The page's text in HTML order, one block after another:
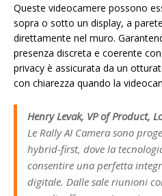
Queste videocamere possono
sopra o sotto un display, a
direttamente nel muro.
presenza discreta e coerente
privacy è assicurata da un
con chiarezza quando la
Henry Levak, VP of Product,
Le Rally AI Camera sono
hybrid-first, dove la
consentire una perfetta
digitale. Dalle sale riunioni